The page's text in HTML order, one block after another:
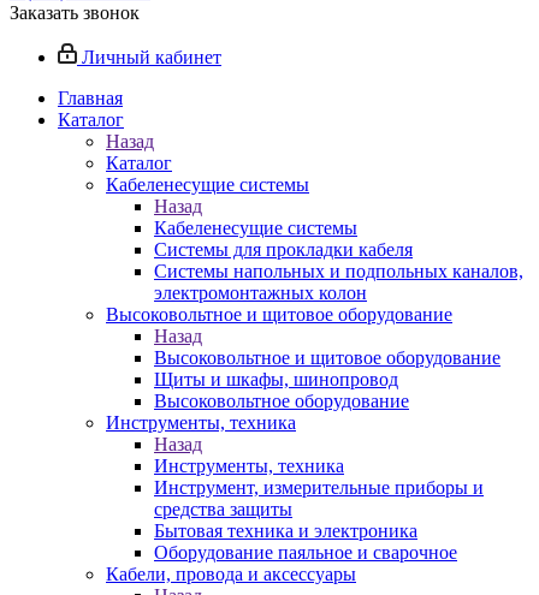
Заказать звонок
Личный кабинет
Главная
Каталог
Назад
Каталог
Кабеленесущие системы
Назад
Кабеленесущие системы
Системы для прокладки кабеля
Системы напольных и подпольных каналов,
электромонтажных колон
Высоковольтное и щитовое оборудование
Назад
Высоковольтное и щитовое оборудование
Щиты и шкафы, шинопровод
Высоковольтное оборудование
Инструменты, техника
Назад
Инструменты, техника
Инструмент, измерительные приборы и
средства защиты
Бытовая техника и электроника
Оборудование паяльное и сварочное
Кабели, провода и аксессуары